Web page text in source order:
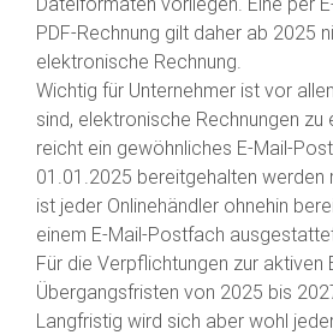
PDF-Rechnung gilt daher ab 2025
elektronische Rechnung.
Wichtig für Unternehmer ist vor
sind, elektronische Rechnungen zu
reicht ein gewöhnliches E-Mail-
01.01.2025 bereitgehalten werden
ist jeder Onlinehändler ohnehin
einem E-Mail-Postfach
Für die Verpflichtungen zur aktiven
Übergangsfristen von 2025 bis
Langfristig wird sich aber wohl